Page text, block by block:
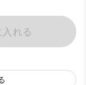
れる